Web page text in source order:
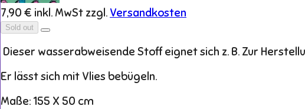
7,90 € inkl. MwSt zzgl. Versandkosten
Sold out
Dieser wasserabweisende Stoff eignet sich z. B. Zur
Er lässt sich mit Vlies bebügeln.
Maße: 155 X 50 cm